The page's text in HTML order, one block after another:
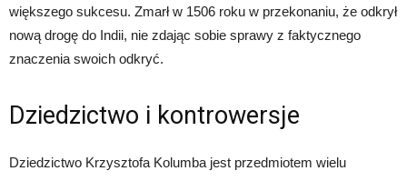
większego sukcesu. Zmarł w 1506 roku w przekonaniu, że odkrył
nową drogę do Indii, nie zdając sobie sprawy z faktycznego
znaczenia swoich odkryć.
Dziedzictwo i kontrowersje
Dziedzictwo Krzysztofa Kolumba jest przedmiotem wielu